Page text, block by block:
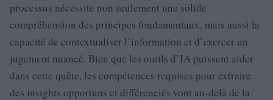
processus nécessite non seulement une solide
compréhension des principes fondamentaux, mais aussi la
capacité de contextualiser l’information et d’exercer un
jugement nuancé. Bien que les outils d’IA puissent aider
dans cette quête, les compétences requises pour extraire
des insights opportuns et différenciés vont au-delà de la